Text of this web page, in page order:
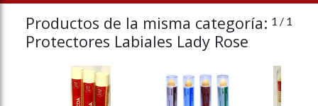
Productos de la misma categoría:
Protectores Labiales Lady Rose
1 / 1